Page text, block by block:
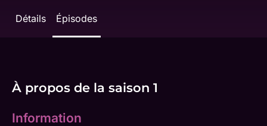
Détails Épisodes
À propos de la saison 1
Information